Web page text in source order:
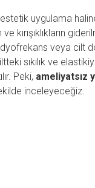
uygulama
kırışıklıkların
veya cilt
sıkılık ve
Peki, ameliyatsız
inceleyeceğiz.